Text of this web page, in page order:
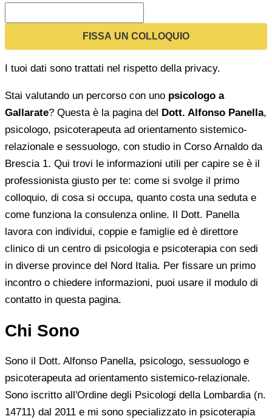
I tuoi dati sono trattati nel rispetto della privacy.
Stai valutando un percorso con uno psicologo a
Gallarate? Questa è la pagina del Dott. Alfonso Panella,
psicologo, psicoterapeuta ad orientamento sistemico-
relazionale e sessuologo, con studio in Corso Arnaldo da
Brescia 1. Qui trovi le informazioni utili per capire se è il
professionista giusto per te: come si svolge il primo
colloquio, di cosa si occupa, quanto costa una seduta e
come funziona la consulenza online. Il Dott. Panella
lavora con individui, coppie e famiglie ed è direttore
clinico di un centro di psicologia e psicoterapia con sedi
in diverse province del Nord Italia. Per fissare un primo
incontro o chiedere informazioni, puoi usare il modulo di
contatto in questa pagina.
Chi Sono
Sono il Dott. Alfonso Panella, psicologo, sessuologo e
psicoterapeuta ad orientamento sistemico-relazionale.
Sono iscritto all'Ordine degli Psicologi della Lombardia (n.
14711) dal 2011 e mi sono specializzato in psicoterapia